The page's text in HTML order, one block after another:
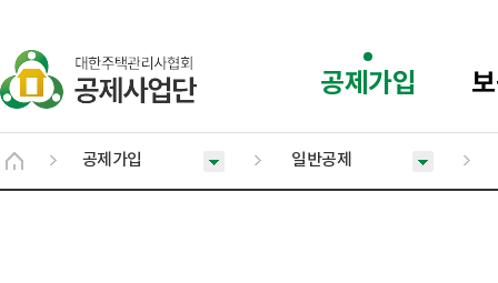
공제가입
공제가입 일반공제